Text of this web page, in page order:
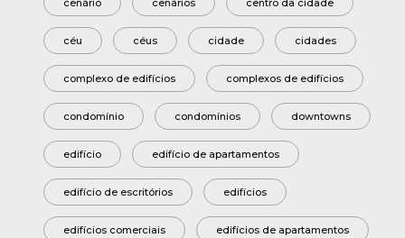
cenário cenários centro da cidade
céu céus cidade cidades
complexo de edifícios complexos de edifícios
condomínio condomínios downtowns
edifício edifício de apartamentos
edifício de escritórios edifícios
edifícios comerciais edifícios de apartamentos